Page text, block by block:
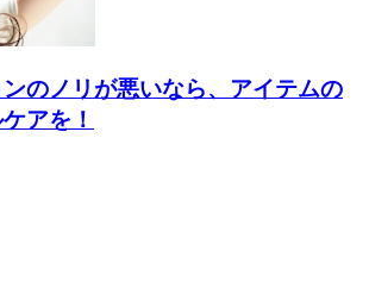
のノリが悪いなら、アイテムの
アを！